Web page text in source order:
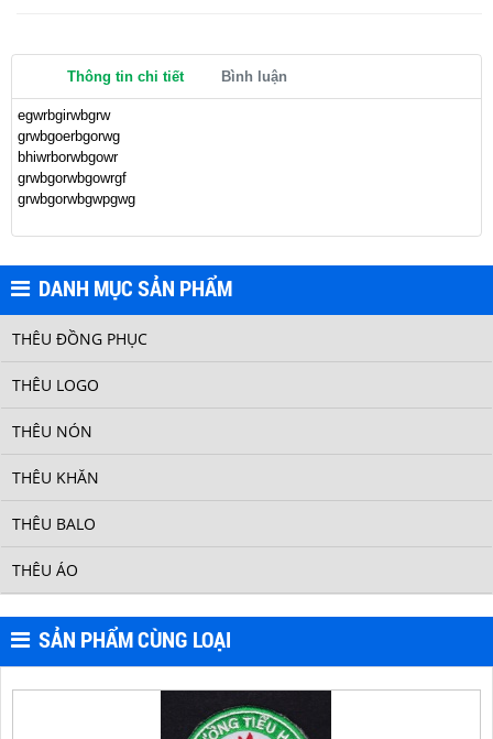
Thông tin chi tiết Bình luận
egwrbgirwbgrw
grwbgoerbgorwg
bhiwrborwbgowr
grwbgorwbgowrgf
grwbgorwbgwpgwg
DANH MỤC SẢN PHẨM
THÊU ĐỒNG PHỤC
THÊU LOGO
THÊU NÓN
THÊU KHĂN
THÊU BALO
THÊU ÁO
SẢN PHẨM CÙNG LOẠILOGO T640